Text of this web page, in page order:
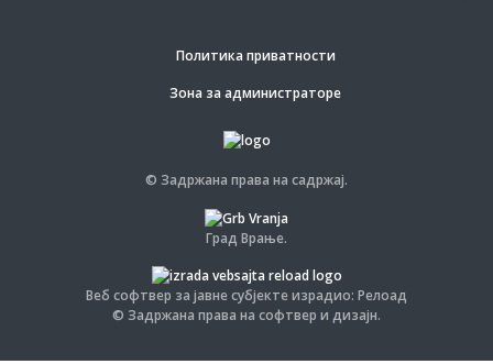
Политика приватности
Зона за администраторе
© Задржана права на садржај.
Град Врање.
Веб софтвер за јавне субјекте израдио: Релоад
© Задржана права на софтвер и дизајн.